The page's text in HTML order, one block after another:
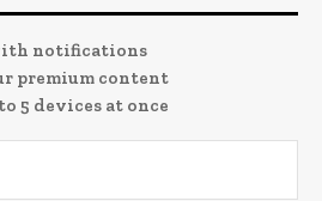
notifications
premium content
5 devices at once